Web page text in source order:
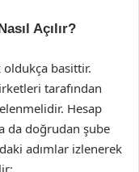
Açılır?
oldukça basittir.
tarafından
Hesap
da doğrudan şube
adımlar izlenerek